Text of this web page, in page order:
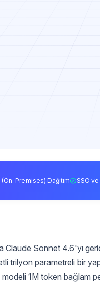
Premises) Dağıtım SSO ve
Sonnet 4.6'yı
trilyon parametreli bir
1M token bağlam